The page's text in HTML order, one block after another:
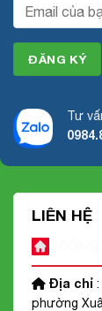
Tư
LIÊN HỆ
Địa chỉ
phường